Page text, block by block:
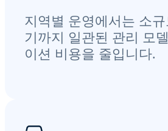
지역별 운영에서는 소
기까지 일관된 관리 모
이션 비용을 줄입니다.